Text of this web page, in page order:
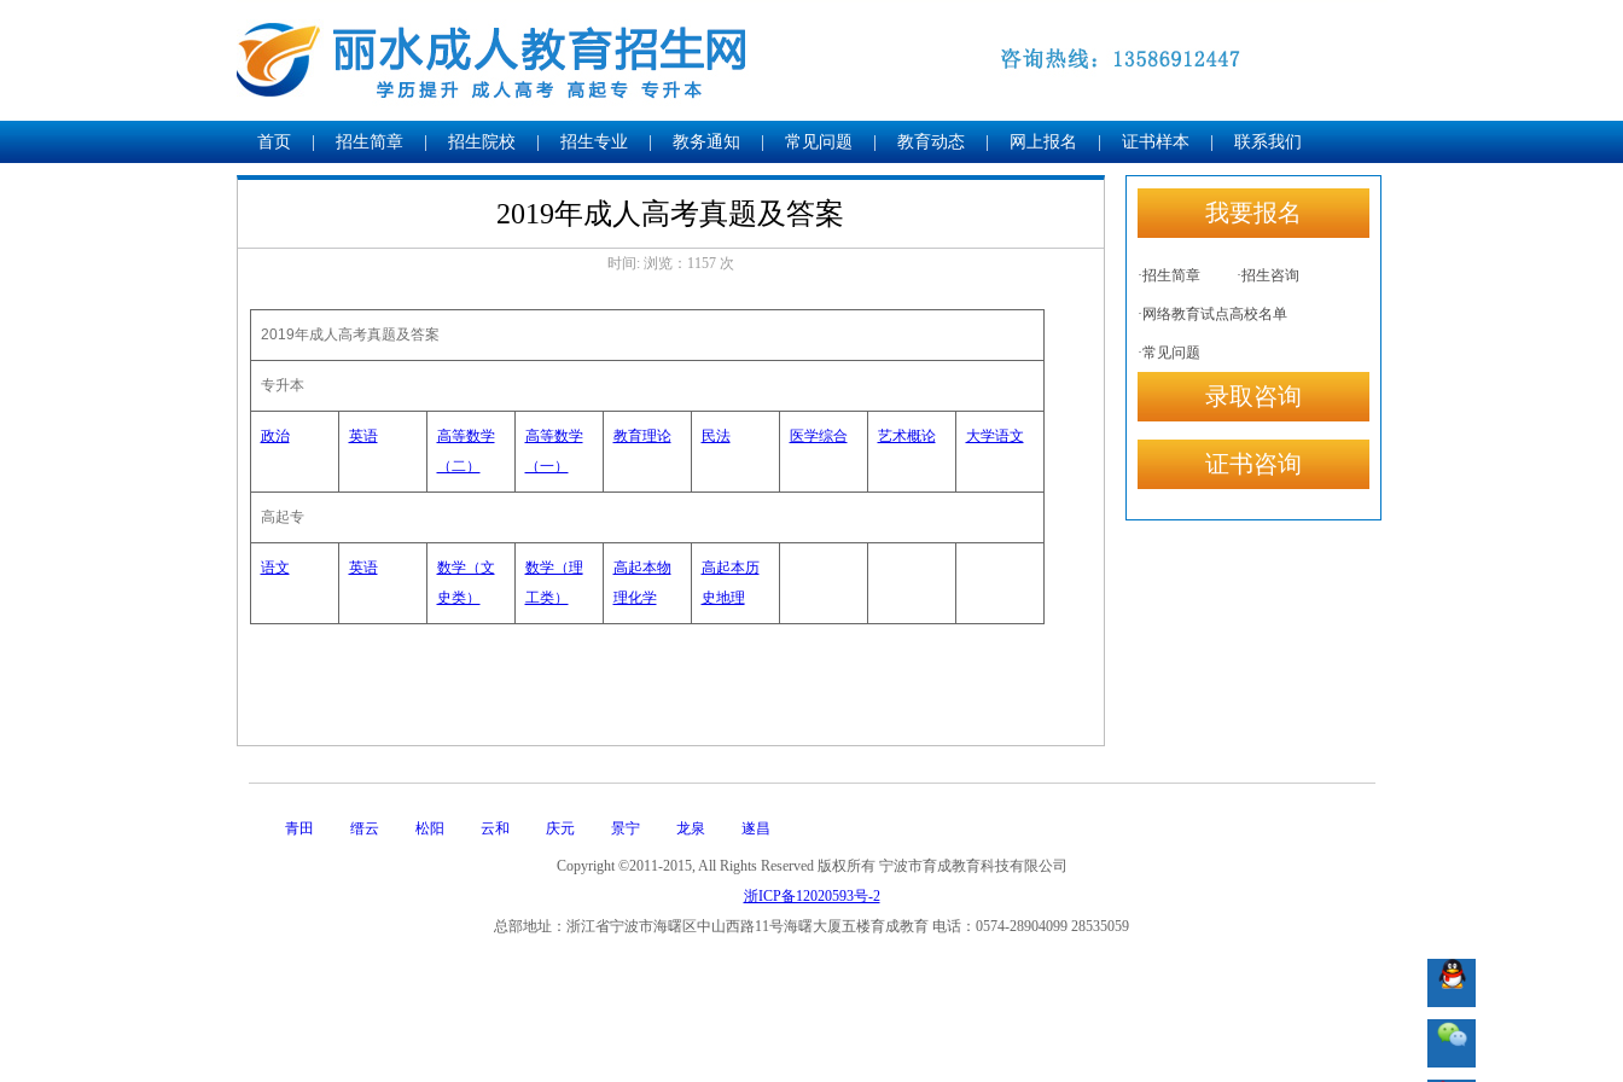
首页 招生简章 招生院校 招生专业 教务通知 常见问题 教育动态 网上报名 证书样本 联系我们
2019年成人高考真题及答案
时间: 浏览： 1157 次
2019年成人高考真题及答案
专升本
政治 英语
高等数学
（二）
高等数学
（一）
教育理论 民法 医学综合 艺术概论 大学语文
高起专
语文 英语
数学（文
史类）
数学（理
工类）
高起本物
理化学
高起本历
史地理
我要报名
·招生简章 ·招生咨询
·网络教育试点高校名单
·常见问题
录取咨询
证书咨询
青田 缙云 松阳 云和 庆元 景宁 龙泉 遂昌
Copyright ©2011-2015, All Rights Reserved 版权所有 宁波市育成教育科技有限公司
浙ICP备12020593号-2
总部地址：浙江省宁波市海曙区中山西路11号海曙大厦五楼育成教育 电话：0574-28904099 28535059